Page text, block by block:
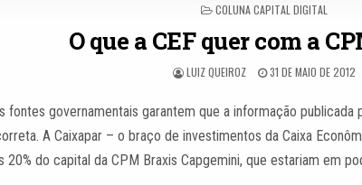
POSTED
COLUNA CAPITAL DIGITAL
O que a CEF quer com a
LUIZ QUEIROZ 31 DE MAIO DE 2012
fontes governamentais garantem que a informação publicada
A Caixapar – o braço de investimentos da Caixa
20% do capital da CPM Braxis Capgemini, que estariam em